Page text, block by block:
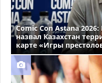
Comic Con Astana
назвал Казахстан
карте «Игры